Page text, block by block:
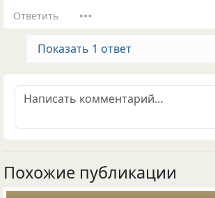
Ответить
Показать 1 ответ
Похожие публикации